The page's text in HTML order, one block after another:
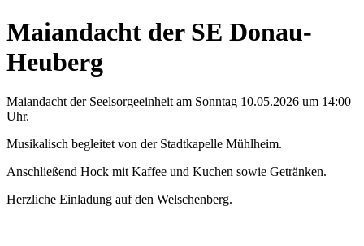
Maiandacht der SE Donau-
Heuberg
Maiandacht der Seelsorgeeinheit am Sonntag 10.05.2026 um 14:00
Uhr.
Musikalisch begleitet von der Stadtkapelle Mühlheim.
Anschließend Hock mit Kaffee und Kuchen sowie Getränken.
Herzliche Einladung auf den Welschenberg.